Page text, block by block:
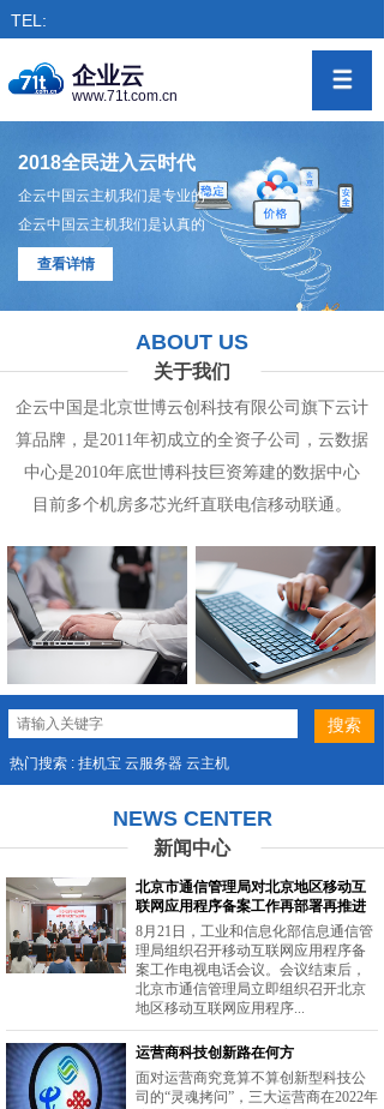
TEL:
企业云
www.71t.com.cn
2018全民进入云时代
企云中国云主机我们是专业的
企云中国云主机我们是认真的
查看详情
ABOUT US
关于我们
企云中国是北京世博云创科技有限公司旗下云计
算品牌，是2011年初成立的全资子公司， 云数据
中心是2010年底世博科技巨资筹建的数据中心
目前多个机房多芯光纤直联电信移动联通。
热门搜索 : 挂机宝 云服务器 云主机
NEWS CENTER
新闻中心
北京市通信管理局对北京地区移动互
联网应用程序备案工作再部署再推进
8月21日，工业和信息化部信息通信管
理局组织召开移动互联网应用程序备
案工作电视电话会议。会议结束后，
北京市通信管理局立即组织召开北京
地区移动互联网应用程序...
运营商科技创新路在何方
面对运营商究竟算不算创新型科技公
司的“灵魂拷问”，三大运营商在2022年